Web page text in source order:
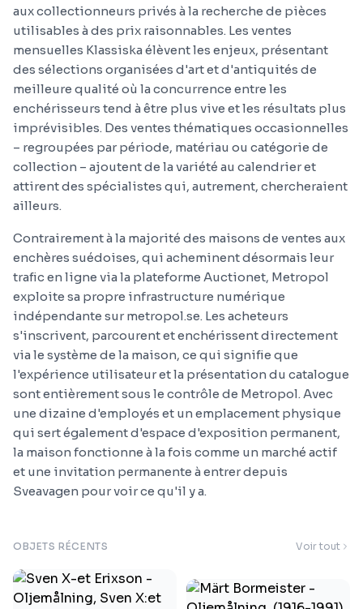
aux collectionneurs privés à la recherche de pièces
utilisables à des prix raisonnables. Les ventes
mensuelles Klassiska élèvent les enjeux, présentant
des sélections organisées d'art et d'antiquités de
meilleure qualité où la concurrence entre les
enchérisseurs tend à être plus vive et les résultats plus
imprévisibles. Des ventes thématiques occasionnelles
– regroupées par période, matériau ou catégorie de
collection – ajoutent de la variété au calendrier et
attirent des spécialistes qui, autrement, chercheraient
ailleurs.
Contrairement à la majorité des maisons de ventes aux
enchères suédoises, qui acheminent désormais leur
trafic en ligne via la plateforme Auctionet, Metropol
exploite sa propre infrastructure numérique
indépendante sur metropol.se. Les acheteurs
s'inscrivent, parcourent et enchérissent directement
via le système de la maison, ce qui signifie que
l'expérience utilisateur et la présentation du catalogue
sont entièrement sous le contrôle de Metropol. Avec
une dizaine d'employés et un emplacement physique
qui sert également d'espace d'exposition permanent,
la maison fonctionne à la fois comme un marché actif
et une invitation permanente à entrer depuis
Sveavagen pour voir ce qu'il y a.
OBJETS RÉCENTS Voir tout